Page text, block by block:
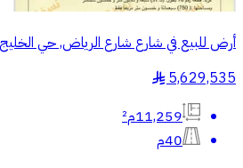
أرض للبيع في شارع شارع الرياض, حي
5,629,535
§
11,259م²
40م